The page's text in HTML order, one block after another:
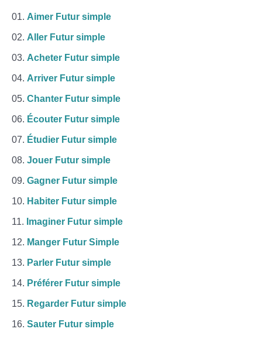
Aimer Futur simple
Aller Futur simple
Acheter Futur simple
Arriver Futur simple
Chanter Futur simple
Écouter Futur simple
Étudier Futur simple
Jouer Futur simple
Gagner Futur simple
Habiter Futur simple
Imaginer Futur simple
Manger Futur Simple
Parler Futur simple
Préférer Futur simple
Regarder Futur simple
Sauter Futur simple